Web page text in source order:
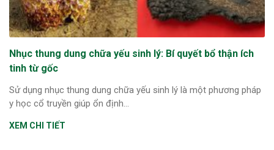
Nhục thung dung chữa yếu sinh lý: Bí quyết bổ thận ích
tinh từ gốc
Sử dụng nhục thung dung chữa yếu sinh lý là một phương pháp
y học cổ truyền giúp ổn định...
XEM CHI TIẾT